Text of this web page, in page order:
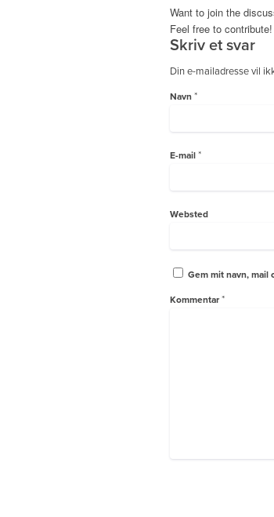
Want to join the
Feel free to contribute!
Skriv et svar
Din e-mailadresse vil
Navn *
E-mail *
Websted
Gem mit navn,
Kommentar *